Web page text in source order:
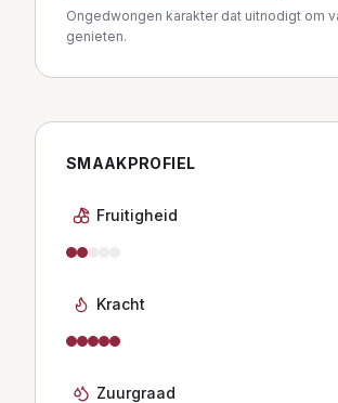
Ongedwongen karakter dat uitnodigt om
genieten.
SMAAKPROFIEL
Fruitigheid
Kracht
Zuurgraad